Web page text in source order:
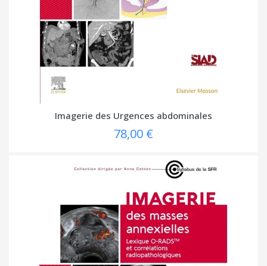
Imagerie des Urgences abdominales
78,00 €